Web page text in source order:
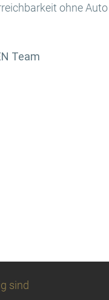
ohne Auto
sind